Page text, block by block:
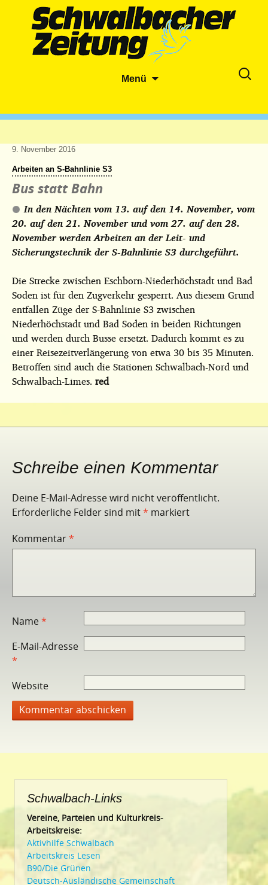
Menü
Suche
9. November 2016
Arbeiten an S-Bahnlinie S3
Bus statt Bahn
In den Nächten vom 13. auf den 14. November, vom
20. auf den 21. November und vom 27. auf den 28.
November werden Arbeiten an der Leit- und
Sicherungstechnik der S-Bahnlinie S3 durchgeführt.
Die Strecke zwischen Eschborn-Niederhöchstadt und Bad
Soden ist für den Zugverkehr gesperrt. Aus diesem Grund
entfallen Züge der S-Bahnlinie S3 zwischen
Niederhöchstadt und Bad Soden in beiden Richtungen
und werden durch Busse ersetzt. Dadurch kommt es zu
einer Reisezeitverlängerung von etwa 30 bis 35 Minuten.
Betroffen sind auch die Stationen Schwalbach-Nord und
Schwalbach-Limes. red
Schreibe einen Kommentar
Deine E-Mail-Adresse wird nicht veröffentlicht.
Erforderliche Felder sind mit* markiert
Kommentar*
Name*
E-Mail-Adresse
*
Website
Schwalbach-Links
Vereine, Parteien und Kulturkreis-
Arbeitskreise:
Aktivhilfe Schwalbach
Arbeitskreis Lesen
B90/Die Grünen
Deutsch-Ausländische Gemeinschaft